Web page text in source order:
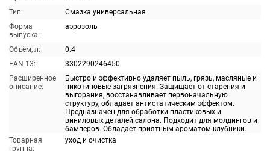
Тип:
Смазка универсальная
Форма
выпуска:
аэрозоль
Объём, л:
0.4
EAN-13:
3302290246450
Расширенное
описание:
Быстро и эффективно удаляет пыль, грязь, масляные и
никотиновые загрязнения. Защищает от старения и
выгорания, восстанавливает первоначальную
структуру, обладает антистатическим эффектом.
Предназначен для обработки пластиковых и
виниловых деталей салона. Подходит для молдингов и
бамперов. Обладает приятным ароматом клубники.
Товарная
группа:
уход и очистка